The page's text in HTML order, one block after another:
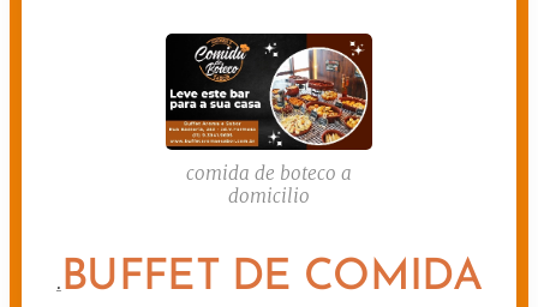
comida de boteco a
domicilio
. BUFFET DE COMIDA